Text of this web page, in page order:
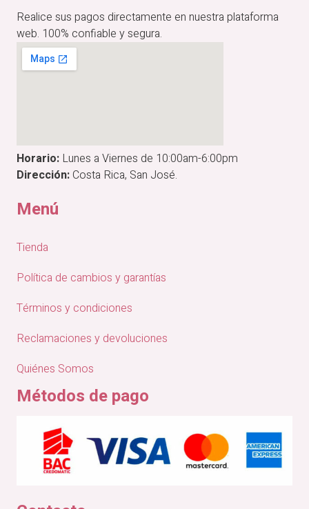
Realice sus pagos directamente en nuestra plataforma
web. 100% confiable y segura.
Horario: Lunes a Viernes de 10:00am-6:00pm
Dirección:Costa Rica, San José.
Menú
Tienda
Política de cambios y garantías
Términos y condiciones
Reclamaciones y devoluciones
Quiénes Somos
Métodos de pago